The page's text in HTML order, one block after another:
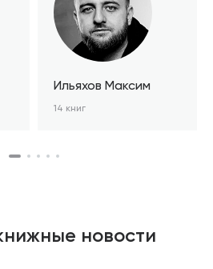
Ильяхов Максим
14 книг
новости